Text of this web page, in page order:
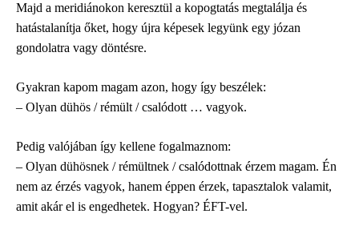
Majd a meridiánokon keresztül a kopogtatás megtalálja és
hatástalanítja őket, hogy újra képesek legyünk egy józan
gondolatra vagy döntésre.
Gyakran kapom magam azon, hogy így beszélek:
– Olyan dühös / rémült / csalódott … vagyok.
Pedig valójában így kellene fogalmaznom:
– Olyan dühösnek / rémültnek / csalódottnak érzem magam. Én
nem az érzés vagyok, hanem éppen érzek, tapasztalok valamit,
amit akár el is engedhetek. Hogyan? ÉFT-vel.